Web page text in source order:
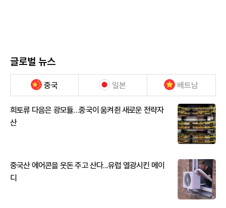
글로벌 뉴스
중국 일본 베트남
희토류 다음은 광모듈…중국이 움켜쥔 새로운 전략자
산
중국산 에어콘을 웃돈 주고 산다...유럽 열광시킨 메이
디